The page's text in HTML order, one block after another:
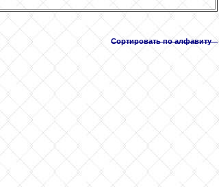
Сортировать по алфавиту